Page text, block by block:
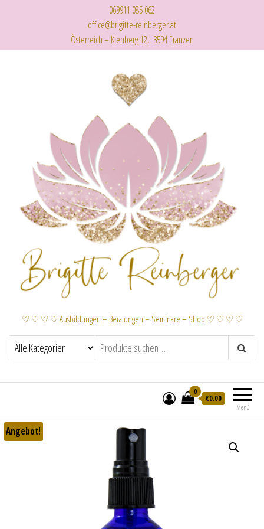
069911 085 062
office@brigitte-reinberger.at
Österreich – Kienberg 12, 3594 Franzen
♡ ♡ ♡ ♡ Ausbildungen – Beratungen – Seminare – Shop ♡ ♡ ♡ ♡
Menü
0
€0.00
Angebot!